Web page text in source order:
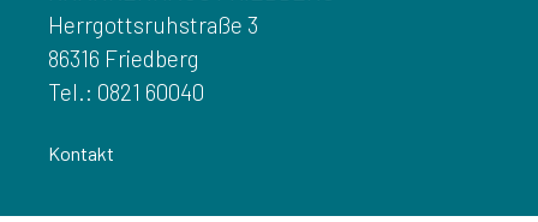
Herrgottsruhstraße 3
86316 Friedberg
Tel.: 0821 60040
Kontakt